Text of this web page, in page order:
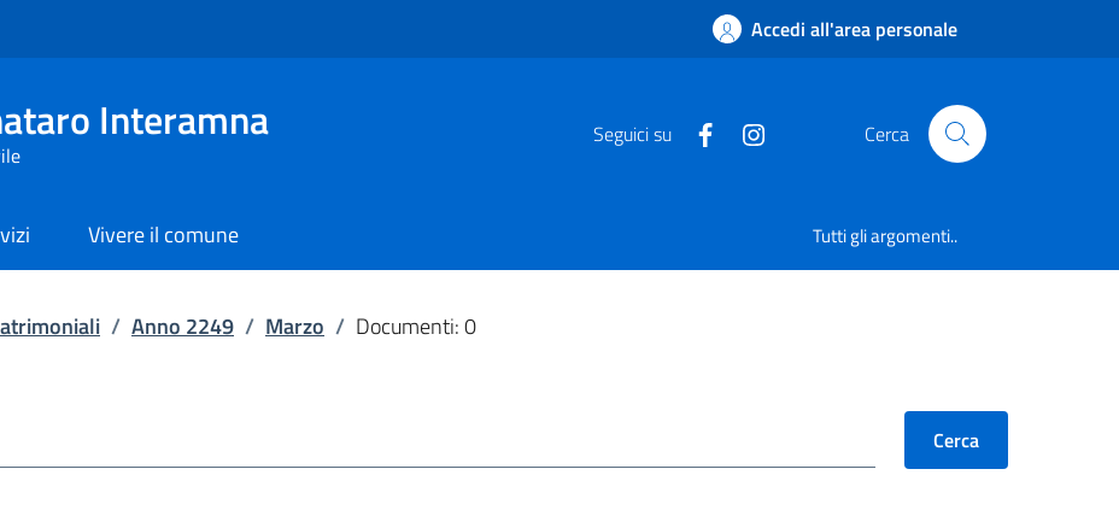
Accedi all'area personale
Interamna Seguici su Cerca
Vivere il comune Tutti gli argomenti..
/ Anno 2249 / Marzo / Documenti: 0
Cerca